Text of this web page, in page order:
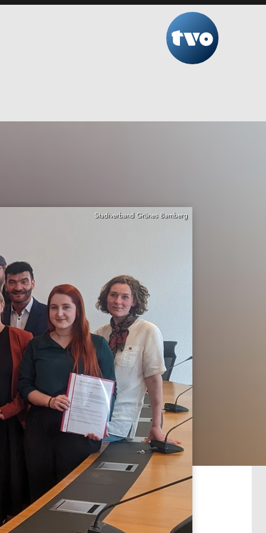
Stadtverband Grünes Bamberg